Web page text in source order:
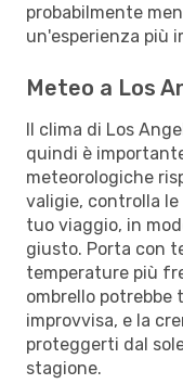
probabilmente
un'esperienza più
Meteo a Los
Il clima di Los
quindi è
meteorologiche
valigie, controlla le
tuo viaggio, in
giusto. Porta con
temperature più
ombrello potrebbe
improvvisa, e la
proteggerti dal
stagione.